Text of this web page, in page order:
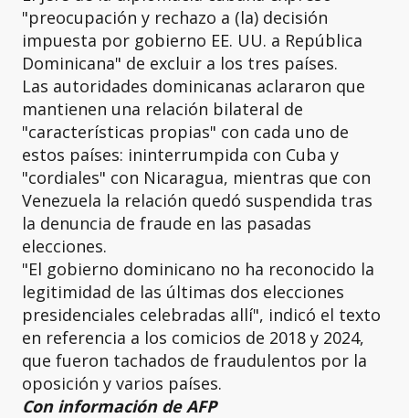
"preocupación y rechazo a (la) decisión
impuesta por gobierno EE. UU. a República
Dominicana" de excluir a los tres países.
Las autoridades dominicanas aclararon que
mantienen una relación bilateral de
"características propias" con cada uno de
estos países: ininterrumpida con Cuba y
"cordiales" con Nicaragua, mientras que con
Venezuela la relación quedó suspendida tras
la denuncia de fraude en las pasadas
elecciones.
"El gobierno dominicano no ha reconocido la
legitimidad de las últimas dos elecciones
presidenciales celebradas allí", indicó el texto
en referencia a los comicios de 2018 y 2024,
que fueron tachados de fraudulentos por la
oposición y varios países.
Con información de AFP